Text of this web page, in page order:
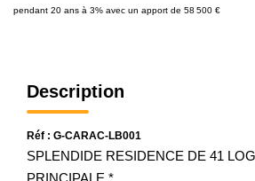
pendant 20 ans à 3% avec un apport de 58 500 €
Description
Réf : G-CARAC-LB001
SPLENDIDE RESIDENCE DE 41
PRINCIPALE *